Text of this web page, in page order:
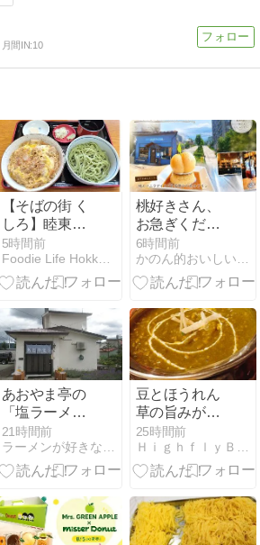
月間IN:10
【そばの街 く
しろ】睦東家
ミニカツ丼セ
ット
5時間前
Foodie Life Hokkaido Kushiro
桃好きさん、
お急ぎくださ
い！『二十間
坂 Little feet』
の桃＆プリン
の季節と共に
あと少しで終
了です！
6時間前
あおやま亭の
「塩ラーメン
チャーシュー
５枚」（北見
市）
21時間前
豆とほうれん
草の旨みが絶
妙！札幌「ネ
パールダイニ
ング」のダル
レー
25時間前